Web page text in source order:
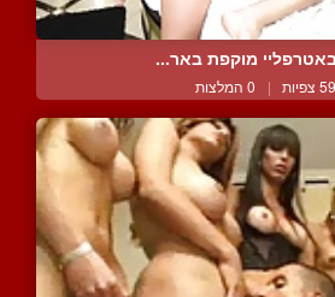
מוקפת באר...
| 0 המלצות